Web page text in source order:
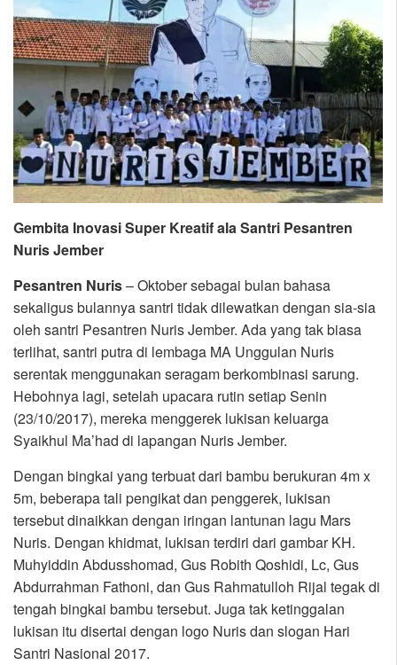
Gembita Inovasi Super Kreatif ala Santri Pesantren
Nuris Jember
Pesantren Nuris– Oktober sebagai bulan bahasa
sekaligus bulannya santri tidak dilewatkan dengan sia-sia
oleh santri Pesantren Nuris Jember. Ada yang tak biasa
terlihat, santri putra di lembaga MA Unggulan Nuris
serentak menggunakan seragam berkombinasi sarung.
Hebohnya lagi, setelah upacara rutin setiap Senin
(23/10/2017), mereka menggerek lukisan keluarga
Syaikhul Ma’had di lapangan Nuris Jember.
Dengan bingkai yang terbuat dari bambu berukuran 4m x
5m, beberapa tali pengikat dan penggerek, lukisan
tersebut dinaikkan dengan iringan lantunan lagu Mars
Nuris. Dengan khidmat, lukisan terdiri dari gambar KH.
Muhyiddin Abdusshomad, Gus Robith Qoshidi, Lc, Gus
Abdurrahman Fathoni, dan Gus Rahmatulloh Rijal tegak di
tengah bingkai bambu tersebut. Juga tak ketinggalan
lukisan itu disertai dengan logo Nuris dan slogan Hari
Santri Nasional 2017.